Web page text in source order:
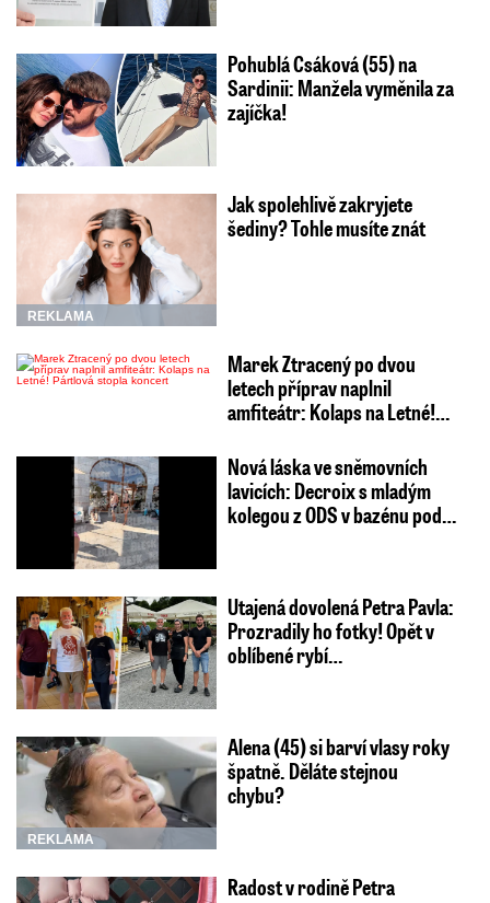
Pohublá Csáková (55) na
Sardinii: Manžela vyměnila za
zajíčka!
REKLAMA
Jak spolehlivě zakryjete
šediny? Tohle musíte znát
Marek Ztracený po dvou
letech příprav naplnil
amfiteátr: Kolaps na Letné!…
Nová láska ve sněmovních
lavicích: Decroix s mladým
kolegou z ODS v bazénu pod…
Utajená dovolená Petra Pavla:
Prozradily ho fotky! Opět v
oblíbené rybí…
REKLAMA
Alena (45) si barví vlasy roky
špatně. Děláte stejnou
chybu?
Radost v rodině Petra